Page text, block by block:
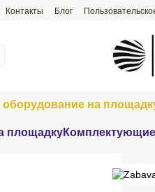
Контакты Блог
оборудование на
площадку